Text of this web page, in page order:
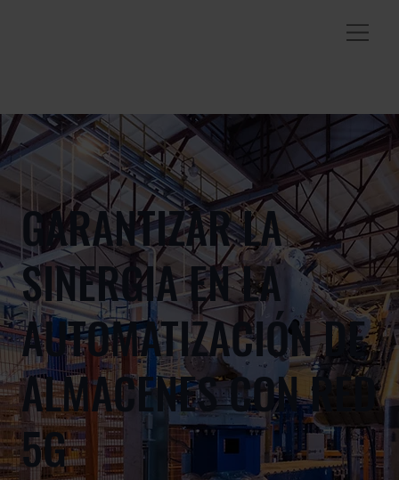
GARANTIZAR LA
SINERGIA EN LA
AUTOMATIZACIÓN DE
ALMACENES CON RED
5G